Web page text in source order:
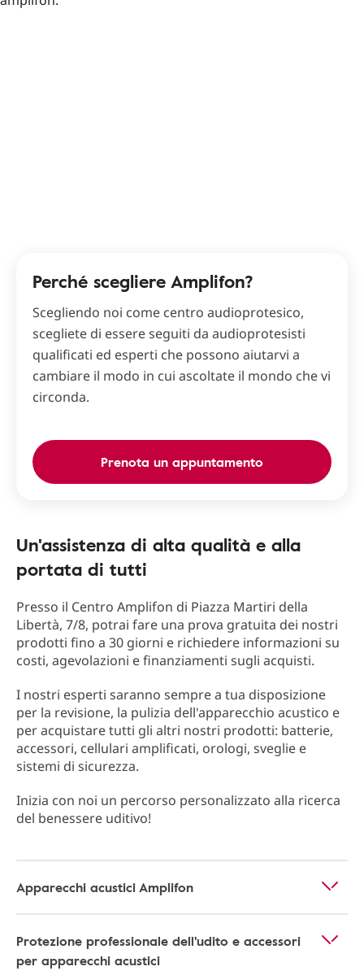
Perché scegliere Amplifon?
Scegliendo noi come centro audioprotesico,
scegliete di essere seguiti da audioprotesisti
qualificati ed esperti che possono aiutarvi a
cambiare il modo in cui ascoltate il mondo che vi
circonda.
Prenota un appuntamento
Un'assistenza di alta qualità e alla
portata di tutti
Presso il Centro Amplifon di Piazza Martiri della
Libertà, 7/8, potrai fare una prova gratuita dei nostri
prodotti fino a 30 giorni e richiedere informazioni su
costi, agevolazioni e finanziamenti sugli acquisti.
I nostri esperti saranno sempre a tua disposizione
per la revisione, la pulizia dell'apparecchio acustico e
per acquistare tutti gli altri nostri prodotti: batterie,
accessori, cellulari amplificati, orologi, sveglie e
sistemi di sicurezza.
Inizia con noi un percorso personalizzato alla ricerca
del benessere uditivo!
Apparecchi acustici Amplifon
Protezione professionale dell'udito e accessori
per apparecchi acustici